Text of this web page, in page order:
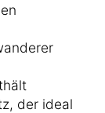
der ideal